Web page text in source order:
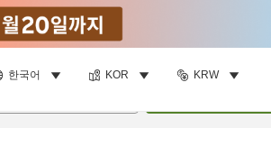
한국어 KOR KRW